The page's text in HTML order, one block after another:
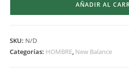
AÑADIR AL
SKU: N/D
Categorías: HOMBRE, New Balance